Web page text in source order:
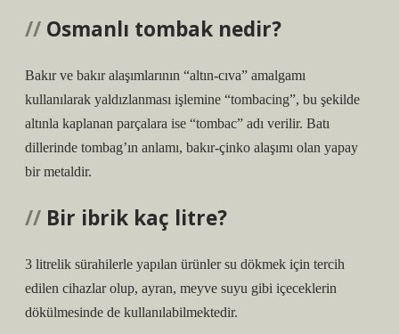
Osmanlı tombak nedir?
Bakır ve bakır alaşımlarının “altın-cıva” amalgamı
kullanılarak yaldızlanması işlemine “tombacing”, bu şekilde
altınla kaplanan parçalara ise “tombac” adı verilir. Batı
dillerinde tombag’ın anlamı, bakır-çinko alaşımı olan yapay
bir metaldir.
Bir ibrik kaç litre?
3 litrelik sürahilerle yapılan ürünler su dökmek için tercih
edilen cihazlar olup, ayran, meyve suyu gibi içeceklerin
dökülmesinde de kullanılabilmektedir.